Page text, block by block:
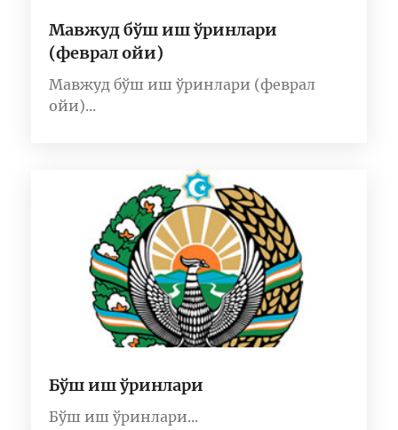
Мавжуд бўш иш ўринлари
(феврал ойи)
Мавжуд бўш иш ўринлари (феврал
ойи)...
Бўш иш ўринлари
Бўш иш ўринлари...